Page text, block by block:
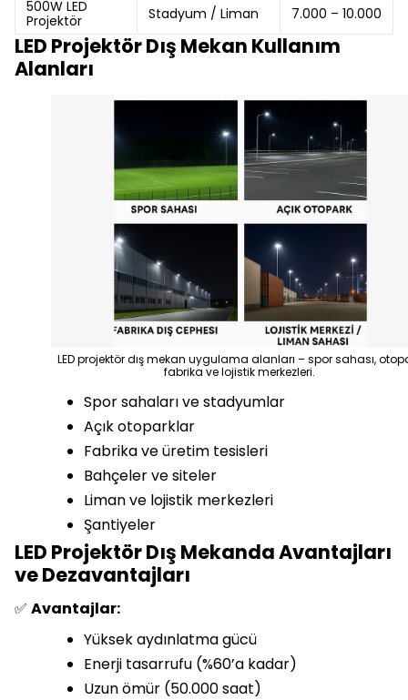
500W LED
Projektör
Stadyum / Liman 7.000 – 10.000
LED Projektör Dış Mekan Kullanım
Alanları
LED projektör dış mekan uygulama alanları – spor sahası,
fabrika ve lojistik merkezleri.
Spor sahaları ve stadyumlar
Açık otoparklar
Fabrika ve üretim tesisleri
Bahçeler ve siteler
Liman ve lojistik merkezleri
Şantiyeler
LED Projektör Dış Mekanda Avantajları
ve Dezavantajları
✅ Avantajlar:
Yüksek aydınlatma gücü
Enerji tasarrufu (%60’a kadar)
Uzun ömür (50.000 saat)